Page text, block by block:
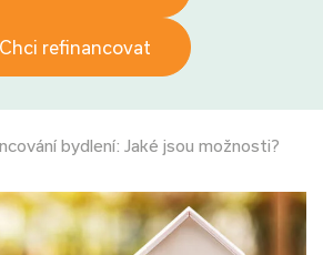
Chci refinancovat
bydlení: Jaké jsou možnosti?